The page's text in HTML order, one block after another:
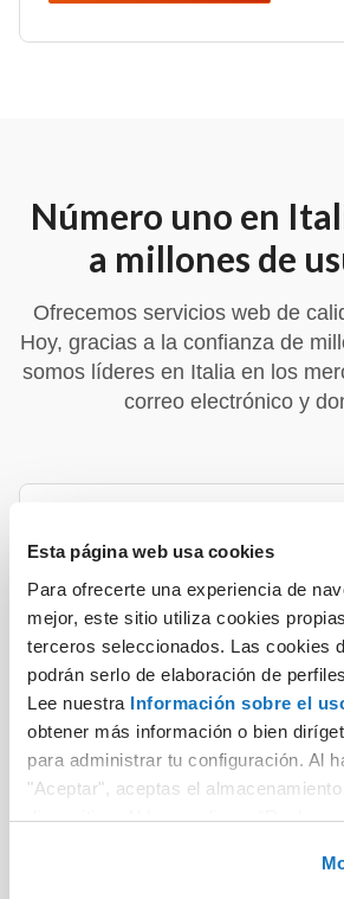
Esta página web usa cookies
Para ofrecerte una experiencia de
mejor, este sitio utiliza cookies
terceros seleccionados. Las cookies
podrán serlo de elaboración de
Lee nuestra Información sobre el
obtener más información o bien
para administrar tu configuración. Al
"Aceptar", aceptas el
dispositivo. Al hacer clic en
Número uno en
a millones de
Ofrecemos servicios web de
Hoy, gracias a la confianza de
somos líderes en Italia en los
correo electrónico y
1,4
Sitios web activos en